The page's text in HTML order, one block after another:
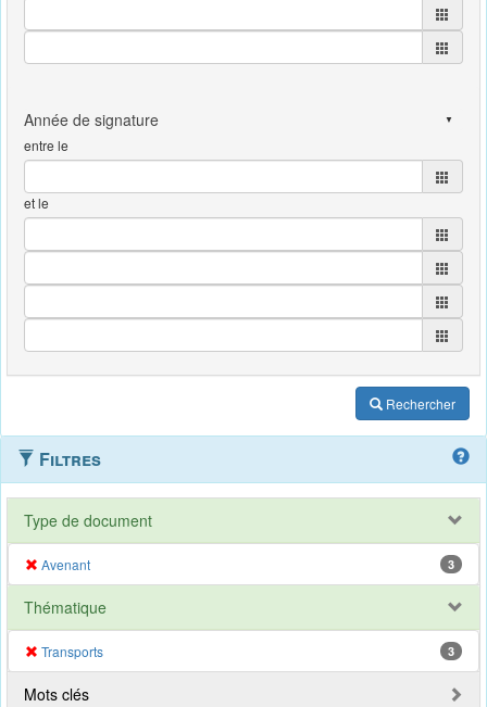
entre le
et le
Rechercher
Filtres
Type de document
Avenant 3
Thématique
Transports 3
Mots clés